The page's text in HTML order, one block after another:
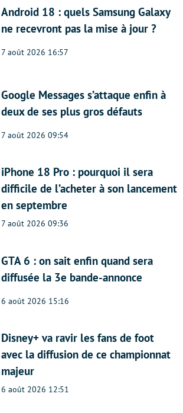
Android 18 : quels Samsung Galaxy
ne recevront pas la mise à jour ?
7 août 2026 16:57
Google Messages s’attaque enfin à
deux de ses plus gros défauts
7 août 2026 09:54
iPhone 18 Pro : pourquoi il sera
difficile de l’acheter à son lancement
en septembre
7 août 2026 09:36
GTA 6 : on sait enfin quand sera
diffusée la 3e bande-annonce
6 août 2026 15:16
Disney+ va ravir les fans de foot
avec la diffusion de ce championnat
majeur
6 août 2026 12:51